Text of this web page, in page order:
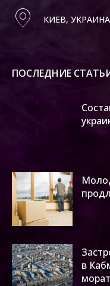
КИЕВ, УКРАИНА
ПОСЛЕДНИЕ
в